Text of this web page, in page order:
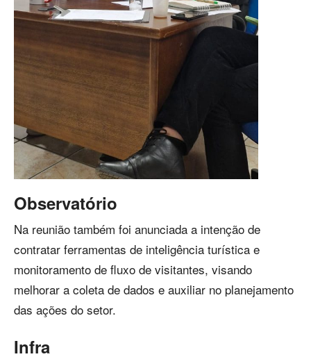
Observatório
Na reunião também foi anunciada a intenção de
contratar ferramentas de inteligência turística e
monitoramento de fluxo de visitantes, visando
melhorar a coleta de dados e auxiliar no planejamento
das ações do setor.
Infra